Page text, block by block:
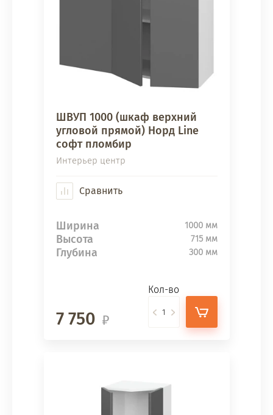
ШВУП 1000 (шкаф верхний
угловой прямой) Норд Line
софт пломбир
Интерьер центр
Сравнить
Ширина 1000 мм
Высота 715 мм
Глубина 300 мм
7 750
Кол-во